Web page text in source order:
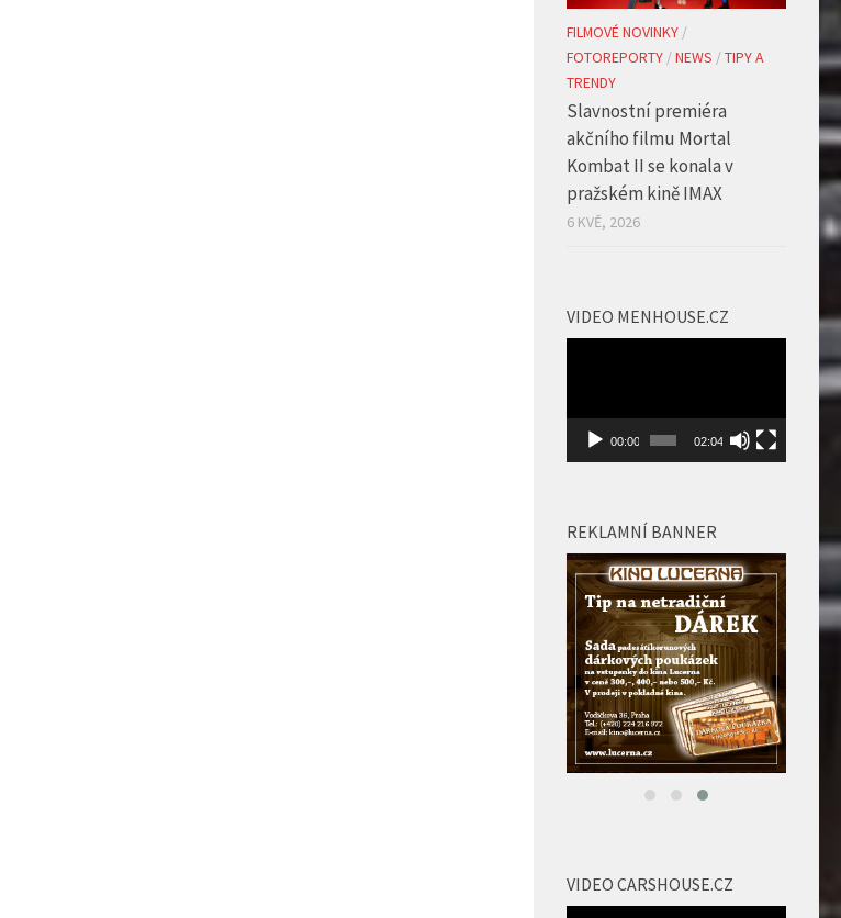
FOTOREPORTY
Slavnostní premiéra
akčního filmu Mortal
Kombat II se konala v
pražském kině IMAX
6 KVĚ, 2026
Video
přehrávač
přehrávač